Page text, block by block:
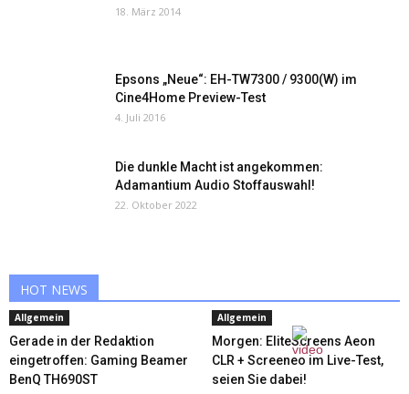
18. März 2014
Epsons „Neue“: EH-TW7300 / 9300(W) im
Cine4Home Preview-Test
4. Juli 2016
Die dunkle Macht ist angekommen:
Adamantium Audio Stoffauswahl!
22. Oktober 2022
HOT NEWS
Allgemein
Gerade in der Redaktion
eingetroffen: Gaming Beamer
BenQ TH690ST
Allgemein
Morgen: EliteScreens Aeon
CLR + Screeneo im Live-Test,
seien Sie dabei!